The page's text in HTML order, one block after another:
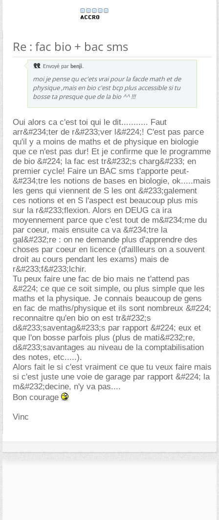
Re : fac bio + bac sms
Envoyé par benji.
moi je pense qu ec'ets vrai pour la facde math et de
physique ,mais en bio c'est bcp plus accessible si tu
bosse ta presque que de la bio ^^ !!!
Oui alors ca c'est toi qui le dit........... Faut
arr&#234;ter de r&#233;ver l&#224;! C'est pas parce
qu'il y a moins de maths et de physique en biologie
que ce n'est pas dur! Et je confirme que le programme
de bio &#224; la fac est tr&#232;s charg&#233; en
premier cycle! Faire un BAC sms t'apporte peut-
&#234;tre les notions de bases en biologie, ok.....mais
les gens qui viennent de S les ont &#233;galement
ces notions et en S l'aspect est beaucoup plus mis
sur la r&#233;flexion. Alors en DEUG ca ira
moyennement parce que c'est tout de m&#234;me du
par coeur, mais ensuite ca va &#234;tre la
gal&#232;re : on ne demande plus d'apprendre des
choses par coeur en licence (d'aillleurs on a souvent
droit au cours pendant les exams) mais de
r&#233;f&#233;lchir.
Tu peux faire une fac de bio mais ne t'attend pas
&#224; ce que ce soit simple, ou plus simple que les
maths et la physique. Je connais beaucoup de gens
en fac de maths/physique et ils sont nombreux &#224;
reconnaitre qu'en bio on est tr&#232;s
d&#233;saventag&#233;s par rapport &#224; eux et
que l'on bosse parfois plus (plus de mati&#232;re,
d&#233;savantages au niveau de la comptabilisation
des notes, etc.....).
Alors fait le si c'est vraiment ce que tu veux faire mais
si c'est juste une voie de garage par rapport &#224; la
m&#232;decine, n'y va pas....
Bon courage
Vinc